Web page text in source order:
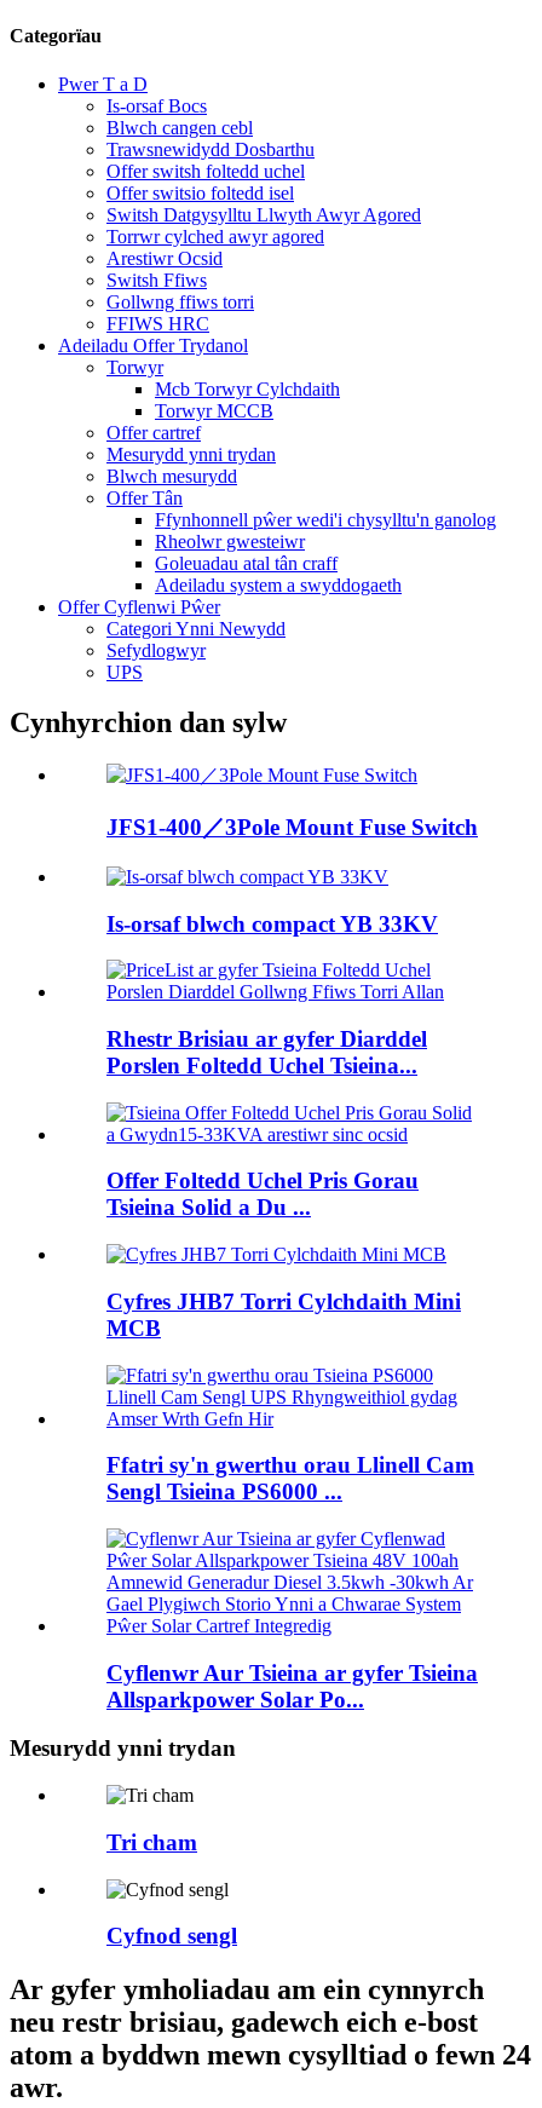
Categorïau
Pwer T a D
Is-orsaf Bocs
Blwch cangen cebl
Trawsnewidydd Dosbarthu
Offer switsh foltedd uchel
Offer switsio foltedd isel
Switsh Datgysylltu Llwyth Awyr Agored
Torrwr cylched awyr agored
Arestiwr Ocsid
Switsh Ffiws
Gollwng ffiws torri
FFIWS HRC
Adeiladu Offer Trydanol
Torwyr
Mcb Torwyr Cylchdaith
Torwyr MCCB
Offer cartref
Mesurydd ynni trydan
Blwch mesurydd
Offer Tân
Ffynhonnell pŵer wedi'i chysylltu'n ganolog
Rheolwr gwesteiwr
Goleuadau atal tân craff
Adeiladu system a swyddogaeth
Offer Cyflenwi Pŵer
Categori Ynni Newydd
Sefydlogwyr
UPS
Cynhyrchion dan sylw
JFS1-400／3Pole Mount Fuse Switch
Is-orsaf blwch compact YB 33KV
Rhestr Brisiau ar gyfer Diarddel
Porslen Foltedd Uchel Tsieina...
Offer Foltedd Uchel Pris Gorau
Tsieina Solid a Du ...
Cyfres JHB7 Torri Cylchdaith Mini
MCB
Ffatri sy'n gwerthu orau Llinell Cam
Sengl Tsieina PS6000 ...
Cyflenwr Aur Tsieina ar gyfer Tsieina
Allsparkpower Solar Po...
Mesurydd ynni trydan
Tri cham
Cyfnod sengl
Ar gyfer ymholiadau am ein cynnyrch
neu restr brisiau, gadewch eich e-bost
atom a byddwn mewn cysylltiad o fewn 24
awr.